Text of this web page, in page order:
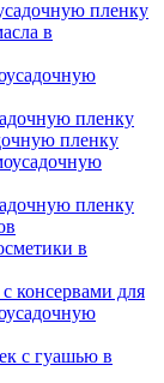
пленку
в
пленку
пленку
пленку
в
консервами для
с гуашью в